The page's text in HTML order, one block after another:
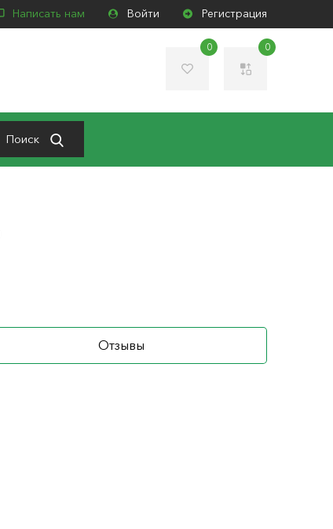
Написать нам Войти Регистрация
0 0
Поиск
Отзывы